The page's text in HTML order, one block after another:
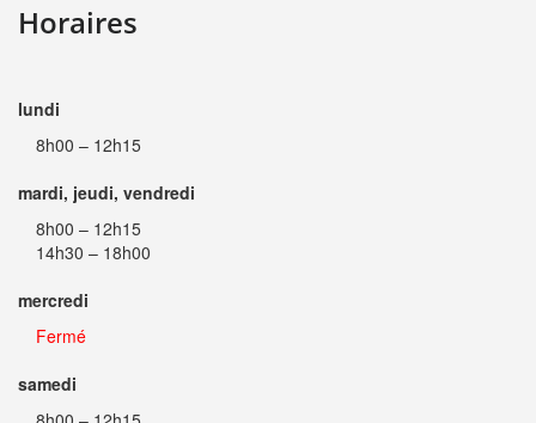
Horaires
lundi
8h00 – 12h15
mardi, jeudi, vendredi
8h00 – 12h15
14h30 – 18h00
mercredi
Fermé
samedi